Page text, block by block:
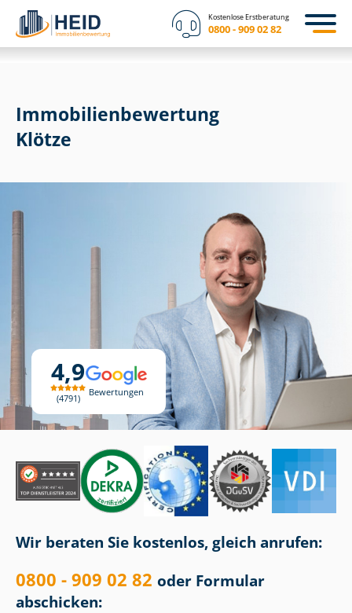
Kostenlose Erstberatung
0800 - 909 02 82
4,9
4791
Bewertungen
Immobilien­bewertung
Klötze
Wir beraten Sie kostenlos, gleich anrufen:
0800 - 909 02 82 oder Formular
abschicken: